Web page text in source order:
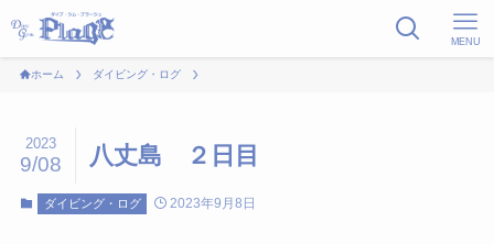
MENU
ホーム ダイビング・ログ
八丈島 ２日目
2023
9/08
ダイビング・ログ 2023年9月8日